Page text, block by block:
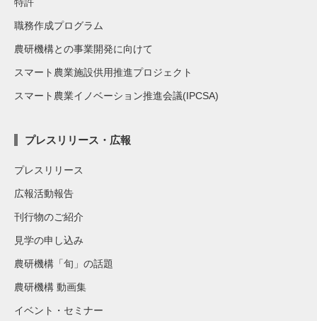
職務作成プログラム
農研機構との事業開発に向けて
スマート農業施設供用推進プロジェクト
スマート農業イノベーション推進会議(IPCSA)
プレスリリース・広報
プレスリリース
広報活動報告
刊行物のご紹介
見学の申し込み
農研機構「旬」の話題
農研機構 動画集
イベント・セミナー